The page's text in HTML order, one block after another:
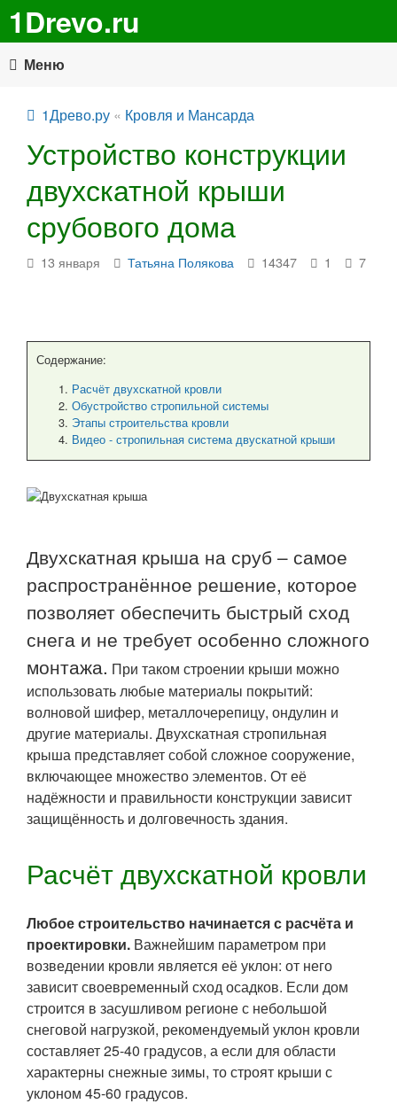
1Drevo.ru
Меню
1Древо.ру « Кровля и Мансарда
Устройство конструкции
двухскатной крыши
срубового дома
13 января Татьяна Полякова 14347 1 7
Содержание:
Расчёт двухскатной кровли
Обустройство стропильной системы
Этапы строительства кровли
Видео - стропильная система двускатной крыши
Двухскатная крыша на сруб – самое
распространённое решение, которое
позволяет обеспечить быстрый сход
снега и не требует особенно сложного
монтажа. При таком строении крыши можно
использовать любые материалы покрытий:
волновой шифер, металлочерепицу, ондулин и
другие материалы. Двухскатная стропильная
крыша представляет собой сложное сооружение,
включающее множество элементов. От её
надёжности и правильности конструкции зависит
защищённость и долговечность здания.
Расчёт двухскатной кровли
Любое строительство начинается с расчёта и
проектировки. Важнейшим параметром при
возведении кровли является её уклон: от него
зависит своевременный сход осадков. Если дом
строится в засушливом регионе с небольшой
снеговой нагрузкой, рекомендуемый уклон кровли
составляет 25-40 градусов, а если для области
характерны снежные зимы, то строят крыши с
уклоном 45-60 градусов.